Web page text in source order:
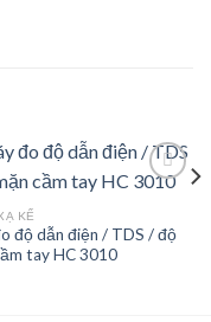
Add to
KẾ
độ dẫn điện / TDS / độ
tay HC 3010